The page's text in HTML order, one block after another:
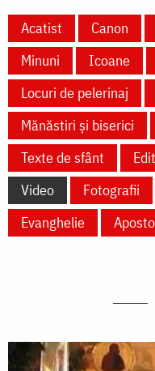
Acatist Canon
Minuni
Icoane
Locuri de pelerinaj
Mănăstiri și biserici
Texte de sfânt
Video
Fotografii
Evanghelie